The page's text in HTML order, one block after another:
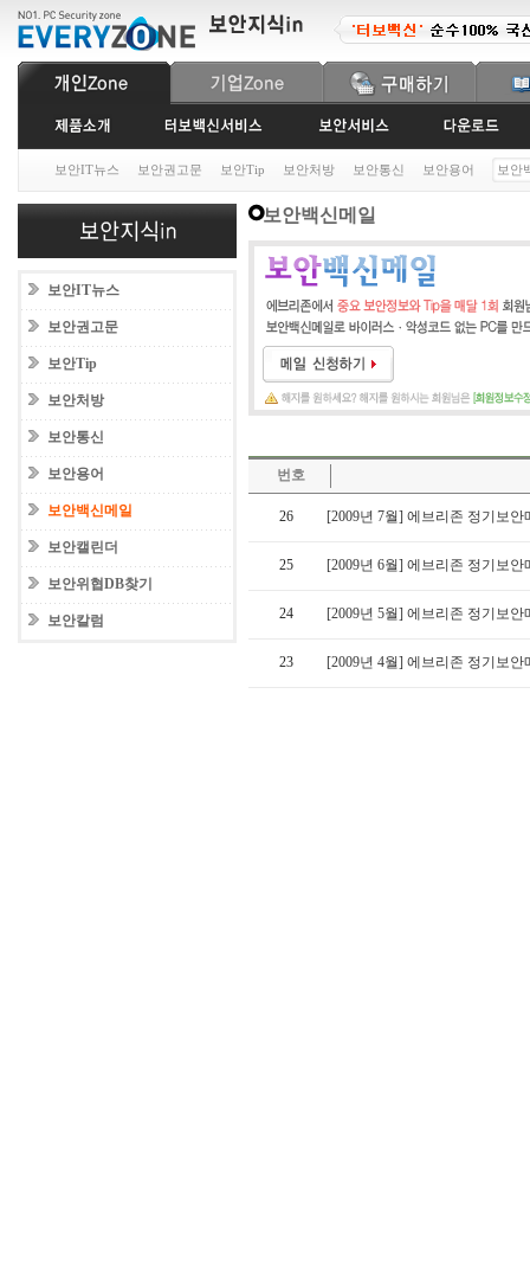
보안IT뉴스 보안권고문 보안Tip 보안처방 보안통신 보안용어 보안
보안IT뉴스
보안권고문
보안Tip
보안처방
보안통신
보안용어
보안백신메일
보안캘린더
보안위협DB찾기
보안칼럼
보안백신메일
번호
26 [2009년 7월] 에브리존 정기보안
25 [2009년 6월] 에브리존 정기보안
24 [2009년 5월] 에브리존 정기보안
23 [2009년 4월] 에브리존 정기보안